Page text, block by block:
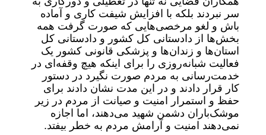
سر نبردند بلکه با افزایش شیفت کاری و آماده
باش و لغو مرخصی‌هایی که صورت گرفت همه
بخش‌ها از دادستانی کل کشور و دادستانی کل
استان‌ها و زندان‌ها و پزشکی قانونی کشور یک
فعالیت شبانه‌روزی را برای اینکه هیچ وقفه‌ای در
خدمت‌رسانی به مردم صورت نگیرد در دستور
کار قرار دادند و در این مدت نشان دادند برای
حفظ و استمرار امنیت و صیانت از مردم در زیر
موشک‌باران دشمن شهید می‌دهند، اما اجازه
نمی‌دهند امنیت و آرامش مردم به خطر بیفتد.